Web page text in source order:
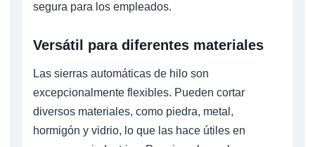
segura para los empleados.
Versátil para diferentes materiales
Las sierras automáticas de hilo son
excepcionalmente flexibles. Pueden cortar
diversos materiales, como piedra, metal,
hormigón y vidrio, lo que las hace útiles en